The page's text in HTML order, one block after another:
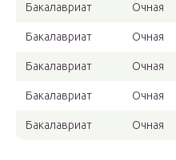
Бакалавриат Очная
Бакалавриат Очная
Бакалавриат Очная
Бакалавриат Очная
Бакалавриат Очная